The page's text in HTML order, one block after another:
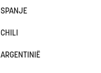
SPANJE
CHILI
ARGENTINIË